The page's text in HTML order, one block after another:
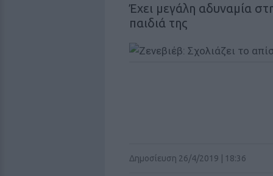
Έχει μεγάλη αδυναμία
παιδιά της
Δημοσίευση 26/4/2019 | 18:36